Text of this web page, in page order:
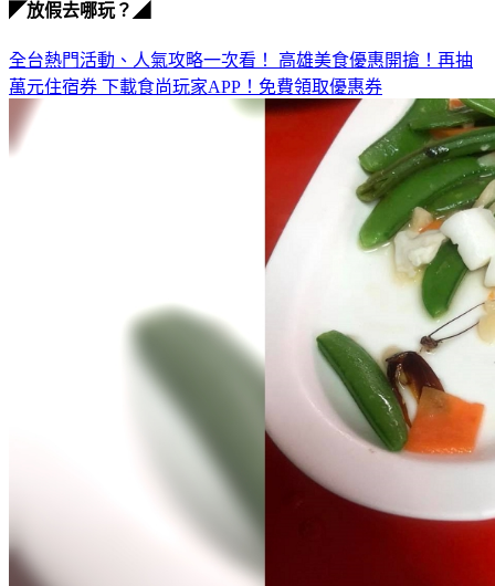
◤放假去哪玩？◢
全台熱門活動、人氣攻略一次看！ 高雄美食優惠開搶！再抽
萬元住宿券 下載食尚玩家APP！免費領取優惠券